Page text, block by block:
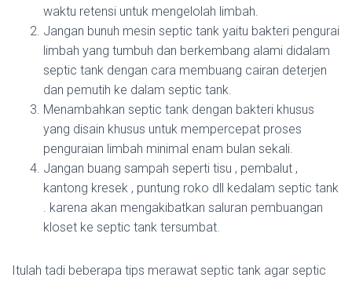
waktu retensi untuk mengelolah limbah.
Jangan bunuh mesin septic tank yaitu bakteri pengurai
limbah yang tumbuh dan berkembang alami didalam
septic tank dengan cara membuang cairan deterjen
dan pemutih ke dalam septic tank.
Menambahkan septic tank dengan bakteri khusus
yang disain khusus untuk mempercepat proses
penguraian limbah minimal enam bulan sekali.
Jangan buang sampah seperti tisu , pembalut ,
kantong kresek , puntung roko dll kedalam septic tank
. karena akan mengakibatkan saluran pembuangan
kloset ke septic tank tersumbat.
Itulah tadi beberapa tips merawat septic tank agar septic